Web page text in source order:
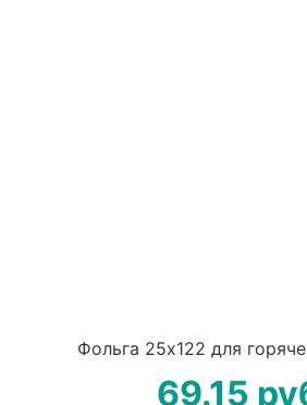
Фольга 25х122 для
69.15